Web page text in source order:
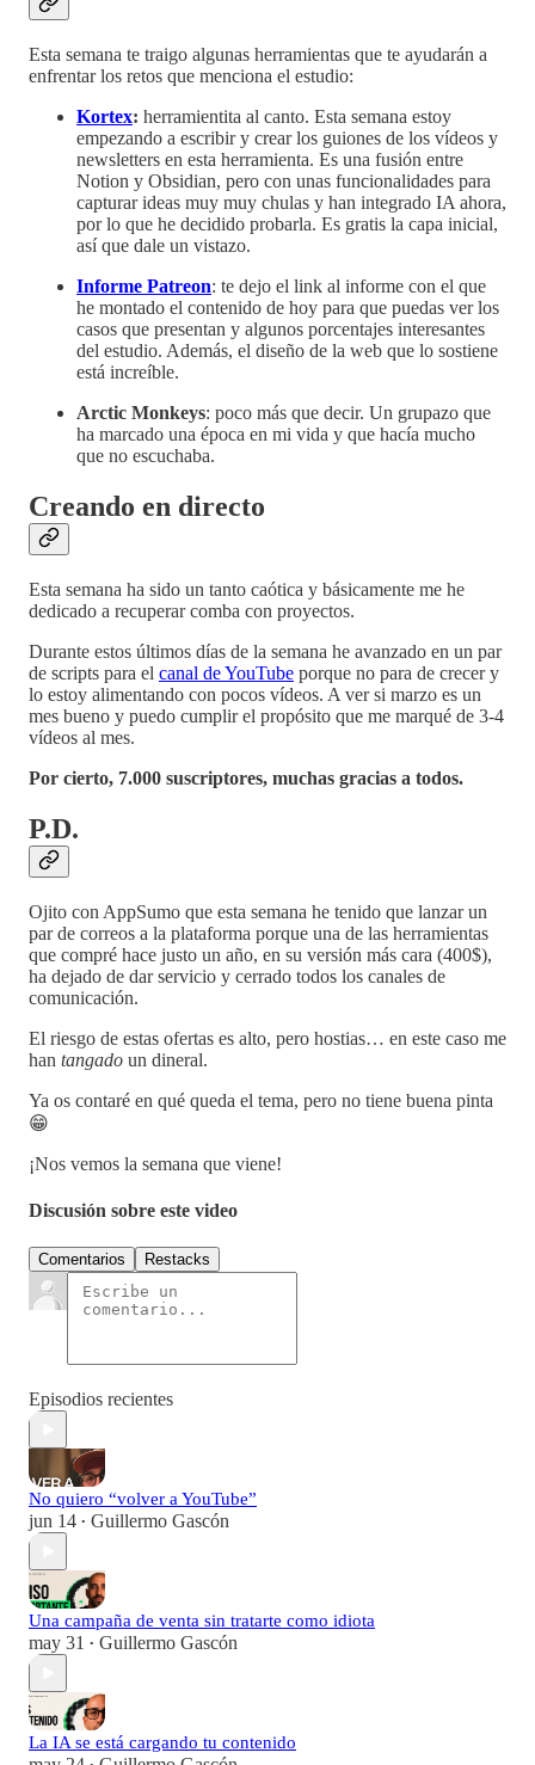
Esta semana te traigo algunas herramientas que te ayudarán a
enfrentar los retos que menciona el estudio:
Kortex: herramientita al canto. Esta semana estoy
empezando a escribir y crear los guiones de los vídeos y
newsletters en esta herramienta. Es una fusión entre
Notion y Obsidian, pero con unas funcionalidades para
capturar ideas muy muy chulas y han integrado IA ahora,
por lo que he decidido probarla. Es gratis la capa inicial,
así que dale un vistazo.
Informe Patreon: te dejo el link al informe con el que
he montado el contenido de hoy para que puedas ver los
casos que presentan y algunos porcentajes interesantes
del estudio. Además, el diseño de la web que lo sostiene
está increíble.
Arctic Monkeys: poco más que decir. Un grupazo que
ha marcado una época en mi vida y que hacía mucho
que no escuchaba.
Creando en directo
Esta semana ha sido un tanto caótica y básicamente me he
dedicado a recuperar comba con proyectos.
Durante estos últimos días de la semana he avanzado en un par
de scripts para el canal de YouTube porque no para de crecer y
lo estoy alimentando con pocos vídeos. A ver si marzo es un
mes bueno y puedo cumplir el propósito que me marqué de 3-4
vídeos al mes.
Por cierto, 7.000 suscriptores, muchas gracias a todos.
P.D.
Ojito con AppSumo que esta semana he tenido que lanzar un
par de correos a la plataforma porque una de las herramientas
que compré hace justo un año, en su versión más cara (400$),
ha dejado de dar servicio y cerrado todos los canales de
comunicación.
El riesgo de estas ofertas es alto, pero hostias… en este caso me
han tangado un dineral.
Ya os contaré en qué queda el tema, pero no tiene buena pinta
😁
¡Nos vemos la semana que viene!
Discusión sobre este video
Comentarios Restacks
Episodios recientes
No quiero “volver a YouTube”
jun 14 • Guillermo Gascón
Una campaña de venta sin tratarte como idiota
may 31 • Guillermo Gascón
La IA se está cargando tu contenido